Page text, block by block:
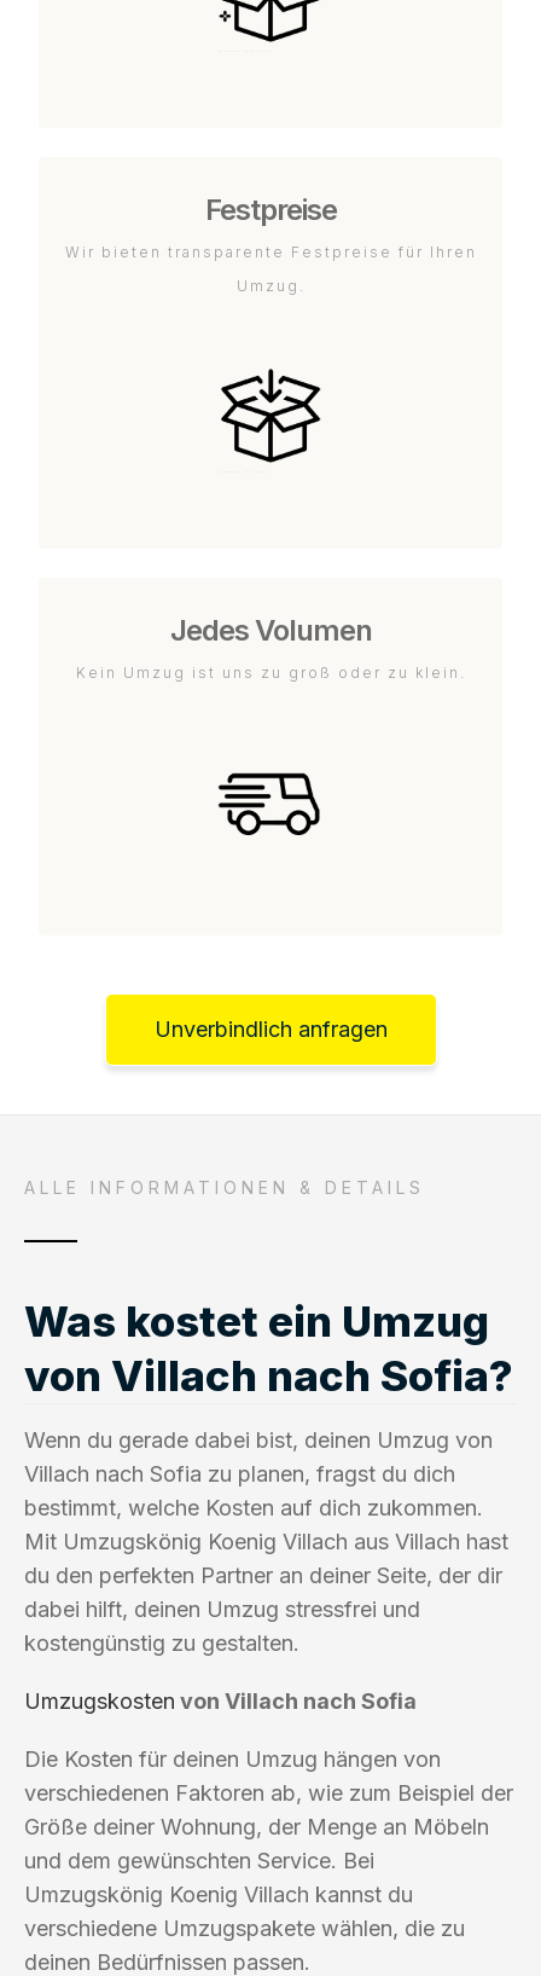
Festpreise
Wir bieten transparente Festpreise für Ihren
Umzug.
Jedes Volumen
Kein Umzug ist uns zu groß oder zu klein.
Unverbindlich anfragen
ALLE INFORMATIONEN & DETAILS
Was kostet ein Umzug
von Villach nach Sofia?
Wenn du gerade dabei bist, deinen Umzug von
Villach nach Sofia zu planen, fragst du dich
bestimmt, welche Kosten auf dich zukommen.
Mit Umzugskönig Koenig Villach aus Villach hast
du den perfekten Partner an deiner Seite, der dir
dabei hilft, deinen Umzug stressfrei und
kostengünstig zu gestalten.
Umzugskosten von Villach nach Sofia
Die Kosten für deinen Umzug hängen von
verschiedenen Faktoren ab, wie zum Beispiel der
Größe deiner Wohnung, der Menge an Möbeln
und dem gewünschten Service. Bei
Umzugskönig Koenig Villach kannst du
verschiedene Umzugspakete wählen, die zu
deinen Bedürfnissen passen.